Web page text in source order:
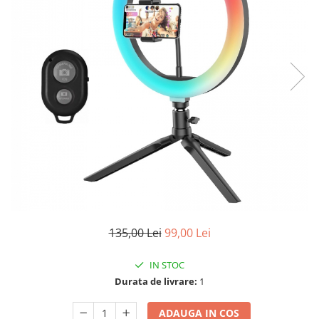
135,00 Lei 99,00 Lei
IN STOC
Durata de livrare: 1
ADAUGA IN COS